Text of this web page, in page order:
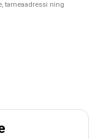
tarneaadressi ning